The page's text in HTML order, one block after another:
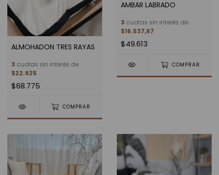
ALMOHADON TRES RAYAS
3 cuotas sin interés de
$22.925
$68.775
COMPRAR
AMBAR LABRADO
3 cuotas sin interés de
$16.537,67
$49.613
COMPRAR